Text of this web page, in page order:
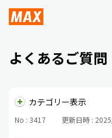
よくあるご質問
カテゴリー表示
No : 3417 更新日時 :